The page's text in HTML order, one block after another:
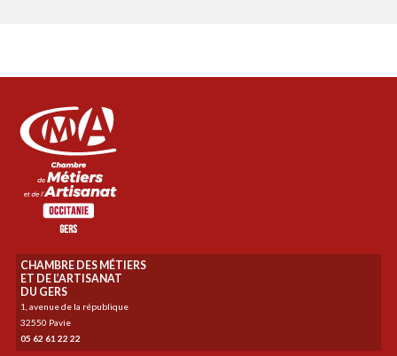
CHAMBRE DES MÉTIERS
ET DE L’ARTISANAT
DU GERS
1, avenue de la république
32550 Pavie
05 62 61 22 22